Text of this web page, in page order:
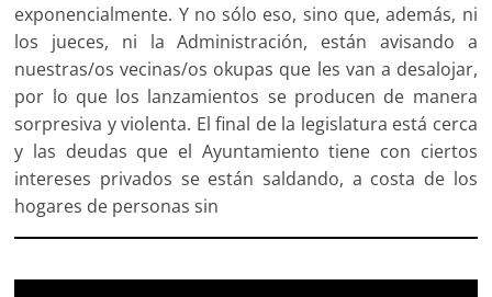
exponencialmente. Y no sólo eso, sino que, además, ni
los jueces, ni la Administración, están avisando a
nuestras/os vecinas/os okupas que les van a desalojar,
por lo que los lanzamientos se producen de manera
sorpresiva y violenta. El final de la legislatura está cerca
y las deudas que el Ayuntamiento tiene con ciertos
intereses privados se están saldando, a costa de los
hogares de personas sin